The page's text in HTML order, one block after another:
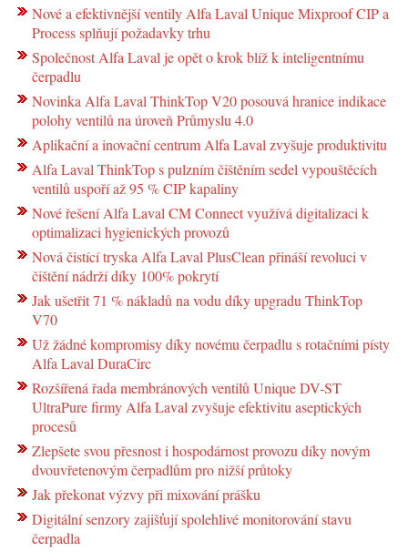
Nové a efektivnější ventily Alfa Laval Unique Mixproof CIP a
Process splňují požadavky trhu
Společnost Alfa Laval je opět o krok blíž k inteligentnímu
čerpadlu
Novinka Alfa Laval ThinkTop V20 posouvá hranice indikace
polohy ventilů na úroveň Průmyslu 4.0
Aplikační a inovační centrum Alfa Laval zvyšuje produktivitu
Alfa Laval ThinkTop s pulzním čištěním sedel vypouštěcích
ventilů uspoří až 95 % CIP kapaliny
Nové řešení Alfa Laval CM Connect využívá digitalizaci k
optimalizaci hygienických provozů
Nová čistící tryska Alfa Laval PlusClean přináší revoluci v
čištění nádrží díky 100% pokrytí
Jak ušetřit 71 % nákladů na vodu díky upgradu ThinkTop
V70
Už žádné kompromisy díky novému čerpadlu s rotačními písty
Alfa Laval DuraCirc
Rozšířená řada membránových ventilů Unique DV-ST
UltraPure firmy Alfa Laval zvyšuje efektivitu aseptických
procesů
Zlepšete svou přesnost i hospodárnost provozu díky novým
dvouvřetenovým čerpadlům pro nižší průtoky
Jak překonat výzvy při mixování prášku
Digitální senzory zajišťují spolehlivé monitorování stavu
čerpadla